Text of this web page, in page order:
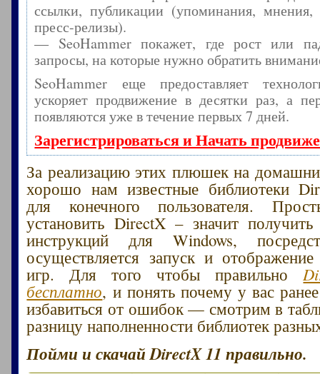
ссылки, публикации (упоминания, мнения,
пресс-релизы).
— SeoHammer покажет, где рост или
запросы, на которые нужно обратить
SeoHammer еще предоставляет
ускоряет продвижение в десятки раз, а
появляются уже в течение первых 7 дней.
Зарегистрироваться и Начать
За реализацию этих плюшек на
хорошо нам известные библиотеки
для конечного пользователя.
установить DirectX – значит
инструкций для Windows,
осуществляется запуск и
игр. Для того чтобы правильно
бесплатно, и понять почему у вас
избавиться от ошибок — смотрим в
разницу наполненности библиотек
Пойми и скачай DirectX 11 правильно.